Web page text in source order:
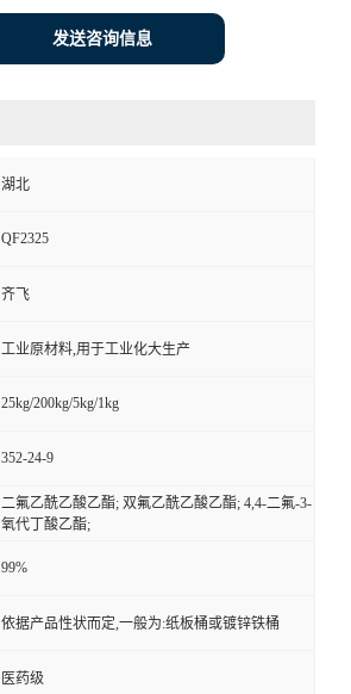
发送咨询信息
湖北
QF2325
齐飞
工业原材料,用于工业化大生产
25kg/200kg/5kg/1kg
352-24-9
二氟乙酰乙酸乙酯; 双氟乙酰乙酸乙酯; 4,4-二氟-3-
氧代丁酸乙酯;
99%
依据产品性状而定,一般为:纸板桶或镀锌铁桶
医药级